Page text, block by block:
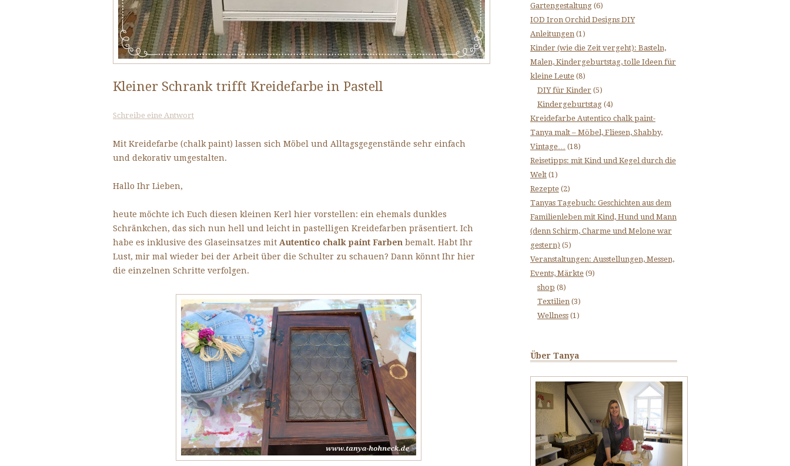
Kleiner Schrank trifft Kreidefarbe in Pastell
Schreibe eine Antwort
Mit Kreidefarbe (chalk paint) lassen sich Möbel und Alltagsgegenstände sehr einfach
und dekorativ umgestalten.
Hallo Ihr Lieben,
heute möchte ich Euch diesen kleinen Kerl hier vorstellen: ein ehemals dunkles
Schränkchen, das sich nun hell und leicht in pastelligen Kreidefarben präsentiert. Ich
habe es inklusive des Glaseinsatzes mit Autentico chalk paint Farben bemalt. Habt Ihr
Lust, mir mal wieder bei der Arbeit über die Schulter zu schauen? Dann könnt Ihr hier
die einzelnen Schritte verfolgen.
Gartengestaltung (6)
IOD Iron Orchid Designs DIY
Anleitungen (1)
Kinder (wie die Zeit vergeht): Basteln,
Malen, Kindergeburtstag, tolle Ideen für
kleine Leute (8)
DIY für Kinder (5)
Kindergeburtstag (4)
Kreidefarbe Autentico chalk paint-
Tanya malt – Möbel, Fliesen, Shabby,
Vintage…
(18)
Reisetipps: mit Kind und Kegel durch die
Welt (1)
Rezepte (2)
Tanyas Tagebuch: Geschichten aus dem
Familienleben mit Kind, Hund und Mann
(denn Schirm, Charme und Melone war
gestern) (5)
Veranstaltungen: Ausstellungen, Messen,
Events, Märkte (9)
shop (8)
Textilien (3)
Wellness (1)
Über Tanya